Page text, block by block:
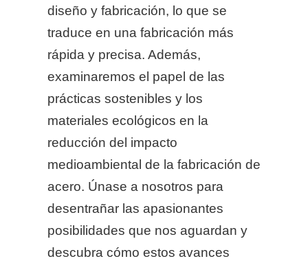
diseño y fabricación, lo que se
traduce en una fabricación más
rápida y precisa. Además,
examinaremos el papel de las
prácticas sostenibles y los
materiales ecológicos en la
reducción del impacto
medioambiental de la fabricación de
acero. Únase a nosotros para
desentrañar las apasionantes
posibilidades que nos aguardan y
descubra cómo estos avances